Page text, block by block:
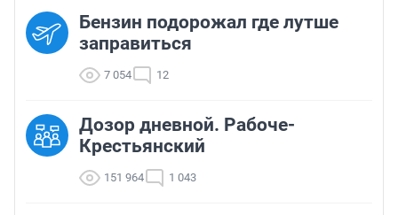
Бензин подорожал где лутше
заправиться
7 054 12
Дозор дневной. Рабоче-
Крестьянский
151 964 1 043